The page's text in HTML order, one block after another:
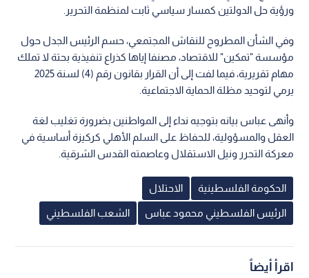
ورؤية حل الدولتين كمسار سياسي ثابت لمنظمة التحرير.
وفي الشأن المطروح للنقاش المجتمعي، حسم الرئيس الجدل حول
مؤسسة "تمكين" للاقتصاد، مصنفا إياها كذراع تنفيذية بحتة لا تملك
مهام تقريرية، فيما لفت إلى أن القرار بقانون رقم (4) لسنة 2025
يرمي لتوحيد مظلة الحماية الاجتماعية.
وأنهى عباس بيانه بتوجيه نداء إلى المواطنين بضرورة تغليب لغة
العقل والمسؤولية، للحفاظ على السلم الأهلي كركيزة أساسية في
معركة التحرر ونيل الاستقلال وعاصمته القدس الشرقية.
الحكومة الفلسطينية الاحتلال
الرئيس الفلسطيني محمود عباس الشعب الفلسطيني
اقرأ أيضاً